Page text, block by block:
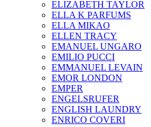
ELIZABETH TAYLOR
ELLA K PARFUMS
ELLA MIKAO
ELLEN TRACY
EMANUEL UNGARO
EMILIO PUCCI
EMMANUEL LEVAIN
EMOR LONDON
EMPER
ENGELSRUFER
ENGLISH LAUNDRY
ENRICO COVERI